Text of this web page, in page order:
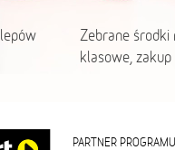
Zebrane środki
klasowe,
PARTNER PROGRAMU